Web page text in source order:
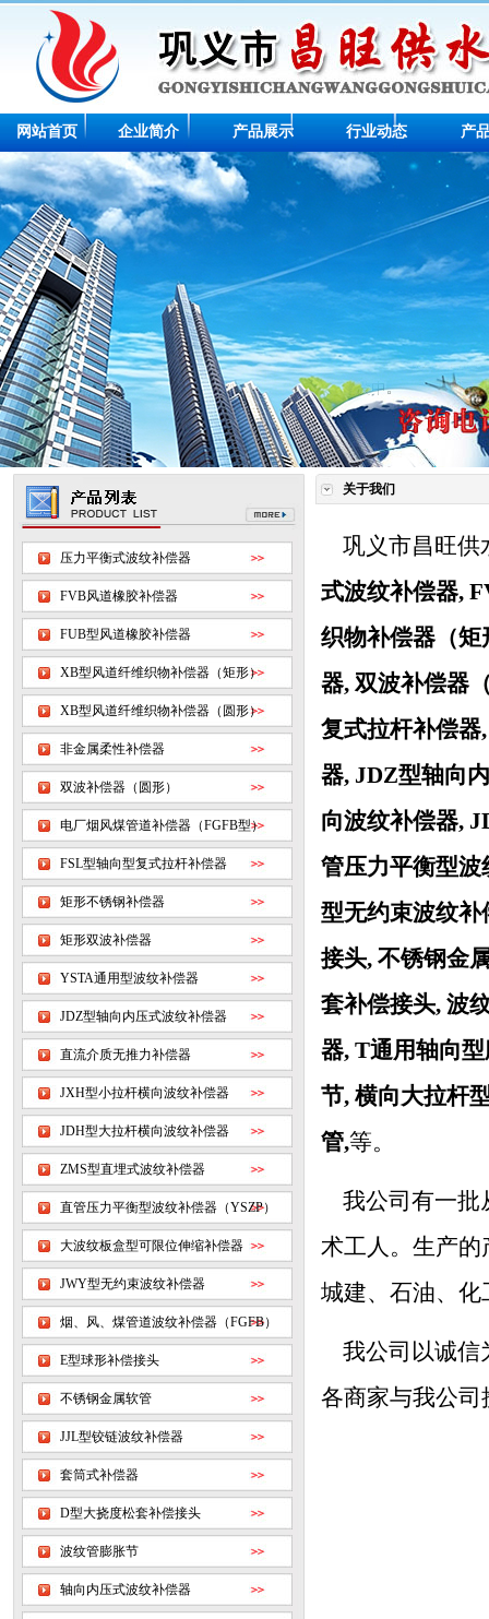
网站首页 企业简介 产品展示 行业动态 产
压力平衡式波纹补偿器
FVB风道橡胶补偿器
FUB型风道橡胶补偿器
XB型风道纤维织物补偿器（矩形）
XB型风道纤维织物补偿器（圆形）
非金属柔性补偿器
双波补偿器（圆形）
电厂烟风煤管道补偿器（FGFB型）
FSL型轴向型复式拉杆补偿器
矩形不锈钢补偿器
矩形双波补偿器
YSTA通用型波纹补偿器
JDZ型轴向内压式波纹补偿器
直流介质无推力补偿器
JXH型小拉杆横向波纹补偿器
JDH型大拉杆横向波纹补偿器
ZMS型直埋式波纹补偿器
直管压力平衡型波纹补偿器（YSZP）
大波纹板盒型可限位伸缩补偿器
JWY型无约束波纹补偿器
烟、风、煤管道波纹补偿器（FGFB）
E型球形补偿接头
不锈钢金属软管
JJL型铰链波纹补偿器
套筒式补偿器
D型大挠度松套补偿接头
波纹管膨胀节
轴向内压式波纹补偿器
关于我们
巩义市昌旺供
式波纹补偿器,
织物补偿器（矩
器, 双波补偿器
复式拉杆补偿器
器, JDZ型轴向
向波纹补偿器,
管压力平衡型
型无约束波纹补
接头, 不锈钢金
套补偿接头, 波
器, T通用轴向
节, 横向大拉杆
管,等。
我公司有一批
术工人。生产
城建、石油、
我公司以诚信
各商家与我公